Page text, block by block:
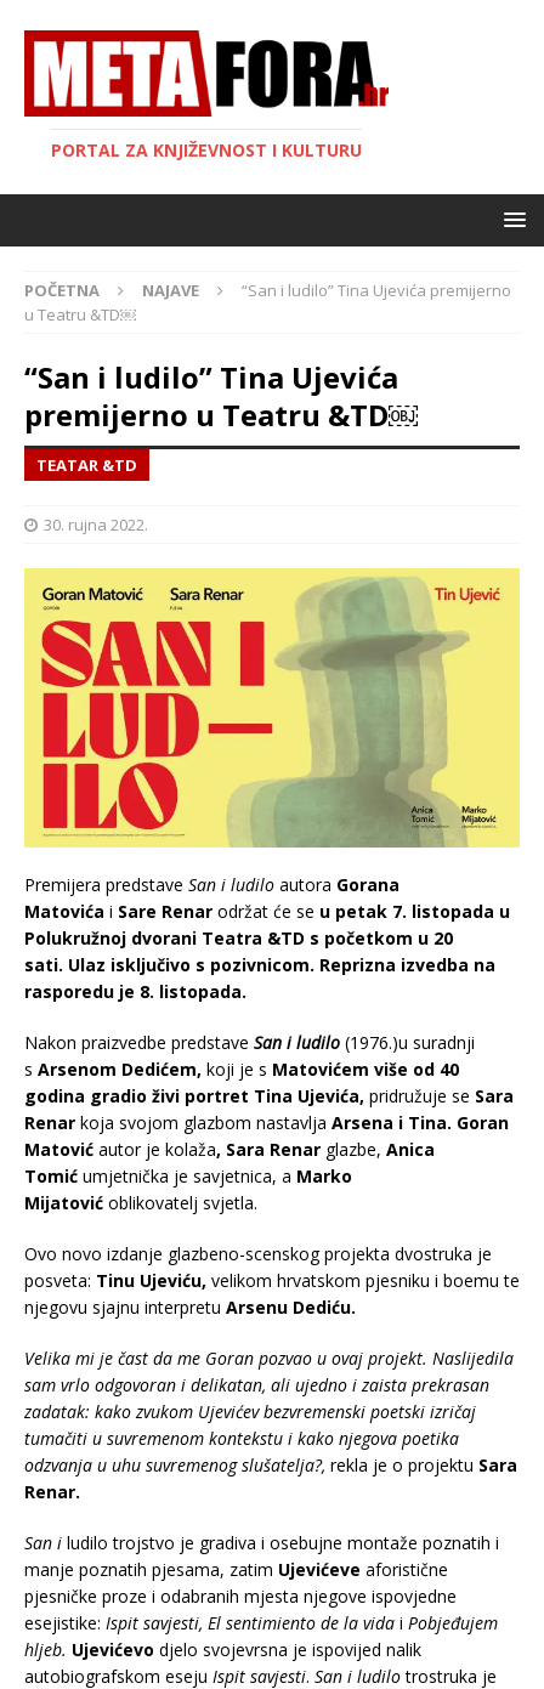
PORTAL ZA KNJIŽEVNOST I KULTURU
POČETNA NAJAVE
“San i ludilo” Tina Ujevića premijerno
u Teatru &TD￼
“San i ludilo” Tina Ujevića
premijerno u Teatru &TD￼
TEATAR &TD
30. rujna 2022.
Premijera predstave San i ludilo autora Gorana
Matovića i Sare Renar održat će se u petak 7. listopada u
Polukružnoj dvorani Teatra &TD s početkom u 20
sati. Ulaz isključivo s pozivnicom. Reprizna izvedba na
rasporedu je 8. listopada.
Nakon praizvedbe predstave San i ludilo (1976.)u suradnji
s Arsenom Dedićem, koji je s Matovićem više od 40
godina gradio živi portret Tina Ujevića, pridružuje se Sara
Renar koja svojom glazbom nastavlja Arsena i Tina. Goran
Matović autor je kolaža, Sara Renar glazbe, Anica
Tomić umjetnička je savjetnica, a Marko
Mijatović oblikovatelj svjetla.
Ovo novo izdanje glazbeno-scenskog projekta dvostruka je
posveta: Tinu Ujeviću, velikom hrvatskom pjesniku i boemu te
njegovu sjajnu interpretu Arsenu Dediću.
Velika mi je čast da me Goran pozvao u ovaj projekt. Naslijedila
sam vrlo odgovoran i delikatan, ali ujedno i zaista prekrasan
zadatak: kako zvukom Ujevićev bezvremenski poetski izričaj
tumačiti u suvremenom kontekstu i kako njegova poetika
odzvanja u uhu suvremenog slušatelja?, rekla je o projektu Sara
Renar.
San i ludilo trojstvo je gradiva i osebujne montaže poznatih i
manje poznatih pjesama, zatim Ujevićeve aforistične
pjesničke proze i odabranih mjesta njegove ispovjedne
esejistike: Ispit savjesti, El sentimiento de la vida i Pobjeđujem
hljeb. Ujevićevo djelo svojevrsna je ispovijed nalik
autobiografskom eseju Ispit savjesti. San i ludilotrostruka je